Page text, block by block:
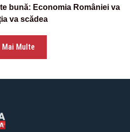
bună: Economia României va
va scădea
Mai Multe